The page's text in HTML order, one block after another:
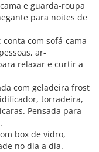
e guarda-roupa
para noites de
com sofá-cama
ar-
relaxar e curtir a
com geladeira frost
torradeira,
Pensada para
box de vidro,
no dia a dia.